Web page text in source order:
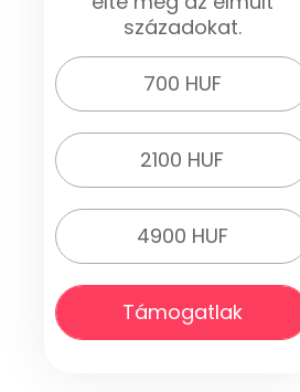
századokat.
700 HUF
2100 HUF
4900 HUF
Támogatlak